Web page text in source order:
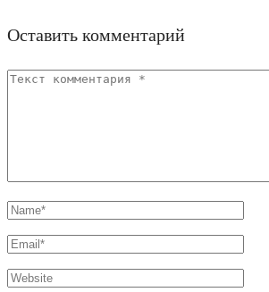
Оставить комментарий